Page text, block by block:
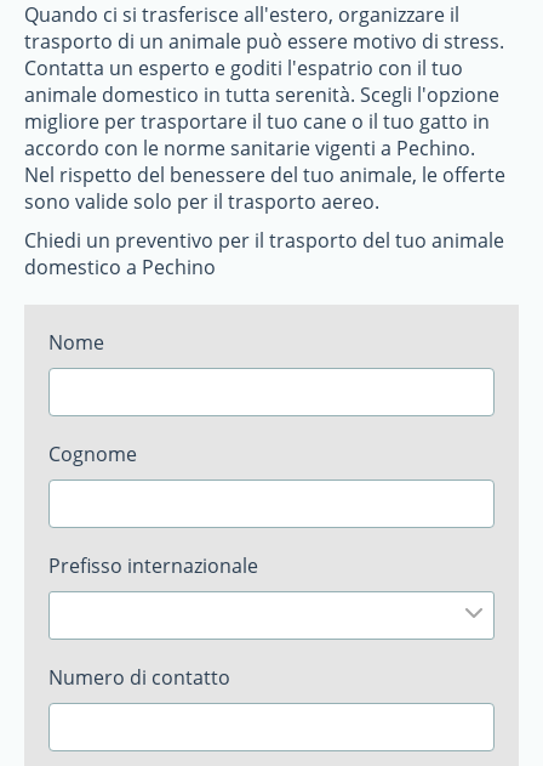
Quando ci si trasferisce all'estero, organizzare il
trasporto di un animale può essere motivo di stress.
Contatta un esperto e goditi l'espatrio con il tuo
animale domestico in tutta serenità. Scegli l'opzione
migliore per trasportare il tuo cane o il tuo gatto in
accordo con le norme sanitarie vigenti a Pechino.
Nel rispetto del benessere del tuo animale, le offerte
sono valide solo per il trasporto aereo.
Chiedi un preventivo per il trasporto del tuo animale
domestico a Pechino
Nome
Cognome
Prefisso internazionale
Numero di contatto